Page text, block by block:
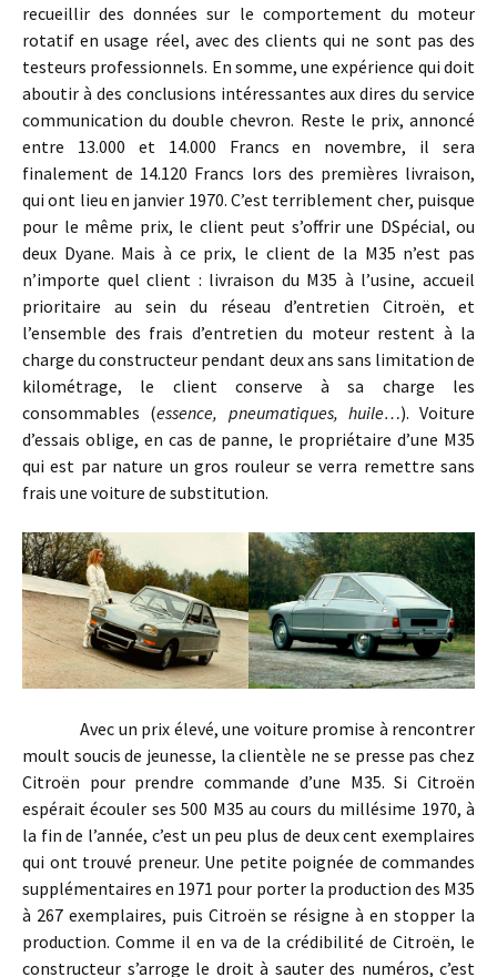
recueillir des données sur le comportement du moteur
rotatif en usage réel, avec des clients qui ne sont pas des
testeurs professionnels. En somme, une expérience qui doit
aboutir à des conclusions intéressantes aux dires du service
communication du double chevron. Reste le prix, annoncé
entre 13.000 et 14.000 Francs en novembre, il sera
finalement de 14.120 Francs lors des premières livraison,
qui ont lieu en janvier 1970. C’est terriblement cher, puisque
pour le même prix, le client peut s’offrir une DSpécial, ou
deux Dyane. Mais à ce prix, le client de la M35 n’est pas
n’importe quel client : livraison du M35 à l’usine, accueil
prioritaire au sein du réseau d’entretien Citroën, et
l’ensemble des frais d’entretien du moteur restent à la
charge du constructeur pendant deux ans sans limitation de
kilométrage, le client conserve à sa charge les
consommables (essence, pneumatiques, huile…). Voiture
d’essais oblige, en cas de panne, le propriétaire d’une M35
qui est par nature un gros rouleur se verra remettre sans
frais une voiture de substitution.
Avec un prix élevé, une voiture promise à rencontrer
moult soucis de jeunesse, la clientèle ne se presse pas chez
Citroën pour prendre commande d’une M35. Si Citroën
espérait écouler ses 500 M35 au cours du millésime 1970, à
la fin de l’année, c’est un peu plus de deux cent exemplaires
qui ont trouvé preneur. Une petite poignée de commandes
supplémentaires en 1971 pour porter la production des M35
à 267 exemplaires, puis Citroën se résigne à en stopper la
production. Comme il en va de la crédibilité de Citroën, le
constructeur s’arroge le droit à sauter des numéros, c’est